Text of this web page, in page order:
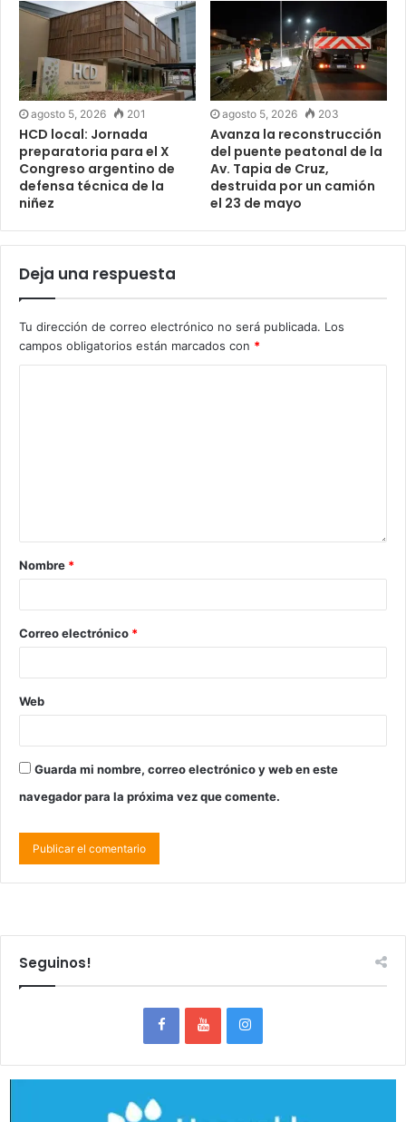
agosto 5, 2026 201
HCD local: Jornada
preparatoria para el X
Congreso argentino de
defensa técnica de la
niñez
agosto 5, 2026 203
Avanza la reconstrucción
del puente peatonal de la
Av. Tapia de Cruz,
destruida por un camión
el 23 de mayo
Deja una respuesta
Tu dirección de correo electrónico no será publicada. Los
campos obligatorios están marcados con *
Nombre *
Correo electrónico *
Web
Guarda mi nombre, correo electrónico y web en este
navegador para la próxima vez que comente.
Seguinos!